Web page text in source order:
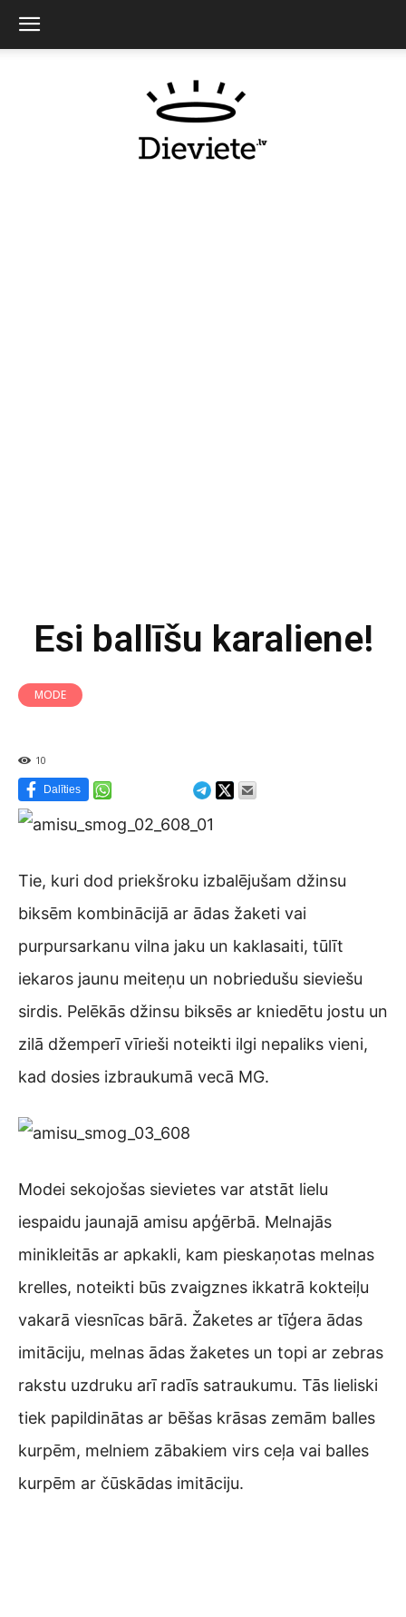
Esi ballīšu karaliene!
MODE
10
Dalīties
Tie, kuri dod priekšroku izbalējušam džinsu
biksēm kombinācijā ar ādas žaketi vai
purpursarkanu vilna jaku un kaklasaiti, tūlīt
iekaros jaunu meiteņu un nobriedušu sieviešu
sirdis. Pelēkās džinsu biksēs ar kniedētu jostu un
zilā džemperī vīrieši noteikti ilgi nepaliks vieni,
kad dosies izbraukumā vecā MG.
Modei sekojošas sievietes var atstāt lielu
iespaidu jaunajā amisu apģērbā. Melnajās
minikleitās ar apkakli, kam pieskaņotas melnas
krelles, noteikti būs zvaigznes ikkatrā kokteiļu
vakarā viesnīcas bārā. Žaketes ar tīģera ādas
imitāciju, melnas ādas žaketes un topi ar zebras
rakstu uzdruku arī radīs satraukumu. Tās lieliski
tiek papildinātas ar bēšas krāsas zemām balles
kurpēm, melniem zābakiem virs ceļa vai balles
kurpēm ar čūskādas imitāciju.